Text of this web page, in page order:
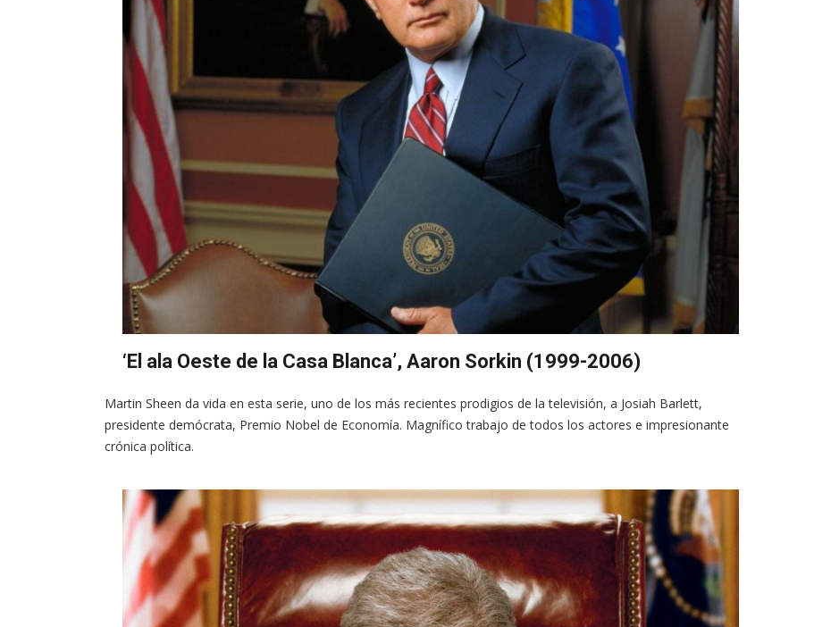
‘El ala Oeste de la Casa Blanca’, Aaron Sorkin (1999-2006)
Martin Sheen da vida en esta serie, uno de los más recientes prodigios de la televisión, a Josiah Barlett,
presidente demócrata, Premio Nobel de Economía. Magnífico trabajo de todos los actores e impresionante
crónica política.